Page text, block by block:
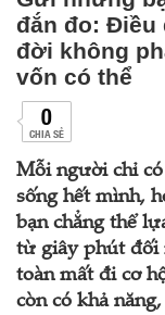
đắn đo: Điều
đời không
vốn có thể
0
CHIA SẺ
Mỗi người chỉ
sống hết mình,
bạn chẳng thể
từ giây phút đối
toàn mất đi cơ
còn có khả